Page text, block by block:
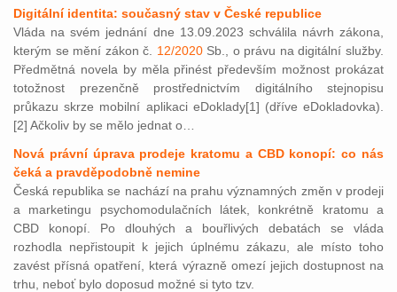
Digitální identita: současný stav v České republice
Vláda na svém jednání dne 13.09.2023 schválila návrh zákona,
kterým se mění zákon č. 12/2020Sb., o právu na digitální služby.
Předmětná novela by měla přinést především možnost prokázat
totožnost prezenčně prostřednictvím digitálního stejnopisu
průkazu skrze mobilní aplikaci eDoklady[1] (dříve eDokladovka).
[2] Ačkoliv by se mělo jednat o…
Nová právní úprava prodeje kratomu a CBD konopí: co nás
čeká a pravděpodobně nemine
Česká republika se nachází na prahu významných změn v prodeji
a marketingu psychomodulačních látek, konkrétně kratomu a
CBD konopí. Po dlouhých a bouřlivých debatách se vláda
rozhodla nepřistoupit k jejich úplnému zákazu, ale místo toho
zavést přísná opatření, která výrazně omezí jejich dostupnost na
trhu, neboť bylo doposud možné si tyto tzv.